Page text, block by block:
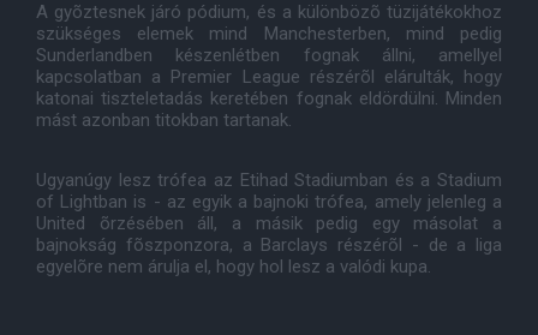
A gyõztesnek járó pódium, és a különbözõ tüzijátékokhoz
szükséges elemek mind Manchesterben, mind pedig
Sunderlandben készenlétben fognak állni, amellyel
kapcsolatban a Premier League részérõl elárulták, hogy
katonai tiszteletadás keretében fognak eldördülni. Minden
mást azonban titokban tartanak.
Ugyanúgy lesz trófea az Etihad Stadiumban és a Stadium
of Lightban is - az egyik a bajnoki trófea, amely jelenleg a
United õrzésében áll, a másik pedig egy másolat a
bajnokság fõszponzora, a Barclays részérõl - de a liga
egyelõre nem árulja el, hogy hol lesz a valódi kupa.